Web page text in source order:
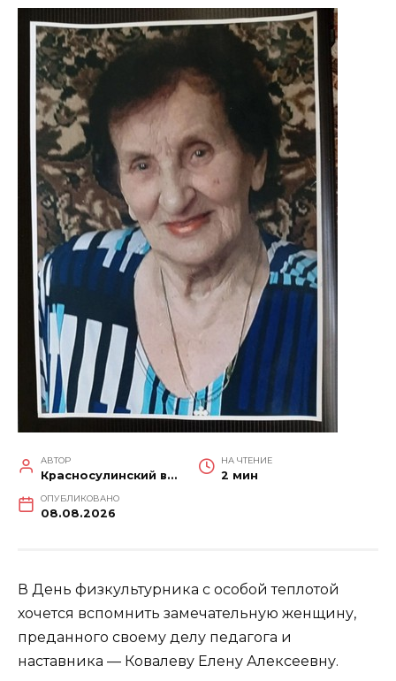
АВТОР
Красносулинский вестник
НА ЧТЕНИЕ
2 мин
ОПУБЛИКОВАНО
08.08.2026
В День физкультурника с особой теплотой
хочется вспомнить замечательную женщину,
преданного своему делу педагога и
наставника — Ковалеву Елену Алексеевну.